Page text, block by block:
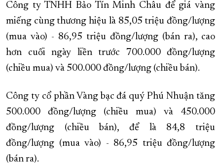
Công ty TNHH Bảo Tín Minh Châu để giá vàng
miếng cùng thương hiệu là 85,05 triệu đồng/lượng
(mua vào) - 86,95 triệu đồng/lượng (bán ra), cao
hơn cuối ngày liền trước 700.000 đồng/lượng
(chiều mua) và 500.000 đồng/lượng (chiều bán).
Công ty cổ phần Vàng bạc đá quý Phú Nhuận tăng
500.000 đồng/lượng (chiều mua) và 450.000
đồng/lượng (chiều bán), để là 84,8 triệu
đồng/lượng (mua vào) - 86,95 triệu đồng/lượng
(bán ra).